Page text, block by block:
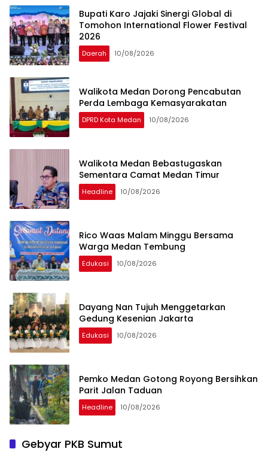
Bupati Karo Jajaki Sinergi Global di
Tomohon International Flower Festival
2026
Daerah 10/08/2026
Walikota Medan Dorong Pencabutan
Perda Lembaga Kemasyarakatan
DPRD Kota Medan 10/08/2026
Walikota Medan Bebastugaskan
Sementara Camat Medan Timur
Headline 10/08/2026
Rico Waas Malam Minggu Bersama
Warga Medan Tembung
Edukasi 10/08/2026
Dayang Nan Tujuh Menggetarkan
Gedung Kesenian Jakarta
Edukasi 10/08/2026
Pemko Medan Gotong Royong Bersihkan
Parit Jalan Taduan
Headline 10/08/2026
Gebyar PKB Sumut